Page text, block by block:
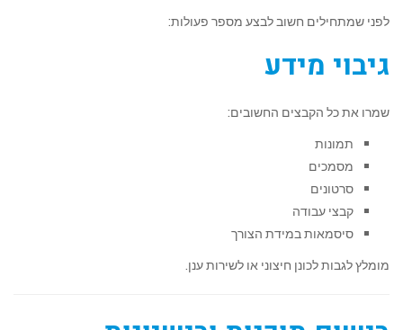
לפני שמתחילים חשוב לבצע מספר פעולות:
גיבוי מידע
שמרו את כל הקבצים החשובים:
תמונות
מסמכים
סרטונים
קבצי עבודה
סיסמאות במידת הצורך
מומלץ לגבות לכונן חיצוני או לשירות ענן.